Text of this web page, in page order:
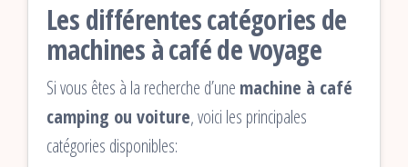
Les différentes catégories de
machines à café de voyage
Si vous êtes à la recherche d’une machine à café
camping ou voiture, voici les principales
catégories disponibles: